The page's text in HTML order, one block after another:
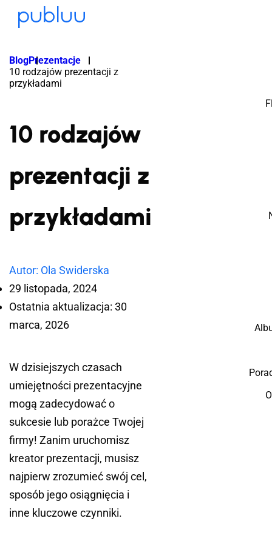
BlogPrezentacje
10 rodzajów prezentacji z
przykładami
10 rodzajów
prezentacji z
przykładami
Autor: Ola Swiderska
29 listopada, 2024
Ostatnia aktualizacja: 30
marca, 2026
W dzisiejszych czasach
umiejętności prezentacyjne
mogą zadecydować o
sukcesie lub porażce Twojej
firmy! Zanim uruchomisz
kreator prezentacji, musisz
najpierw zrozumieć swój cel,
sposób jego osiągnięcia i
inne kluczowe czynniki.